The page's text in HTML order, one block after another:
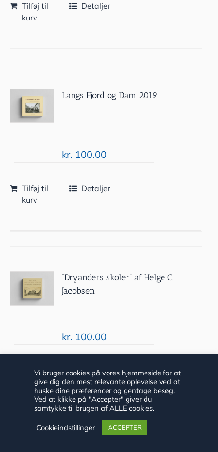
Tilføj til
kurv
Detaljer
Langs Fjord og Dam 2019
kr. 100.00
Tilføj til
kurv
Detaljer
“Dryanders skoler” af Helge C.
Jacobsen
kr. 100.00
Tilføj til
kurv
Detaljer
Vi bruger cookies på vores hjemmeside for at
give dig den mest relevante oplevelse ved at
huske dine præferencer og gentage besøg.
Ved at klikke på "Accepter" giver du
samtykke til brugen af ALLE cookies.
Cookieindstillinger ACCEPTER